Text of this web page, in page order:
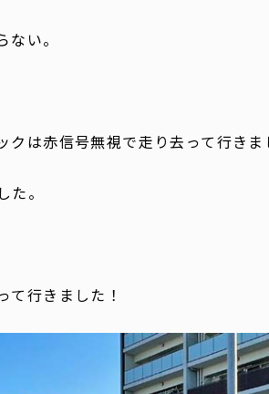
い。
は赤信号無視で走り去って行きま
。
行きました！